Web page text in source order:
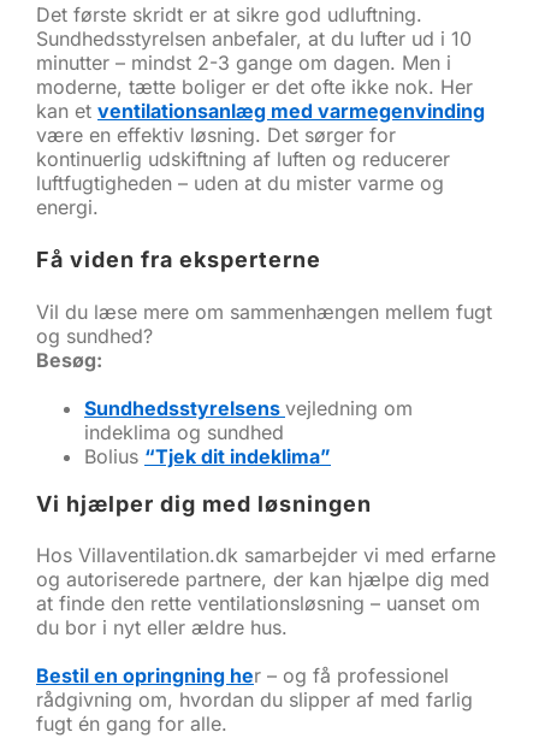
Det første skridt er at sikre god udluftning.
Sundhedsstyrelsen anbefaler, at du lufter ud i 10
minutter – mindst 2-3 gange om dagen. Men i
moderne, tætte boliger er det ofte ikke nok. Her
kan et ventilationsanlæg med varmegenvinding
være en effektiv løsning. Det sørger for
kontinuerlig udskiftning af luften og reducerer
luftfugtigheden – uden at du mister varme og
energi.
Få viden fra eksperterne
Vil du læse mere om sammenhængen mellem fugt
og sundhed?
Besøg:
Sundhedsstyrelsens vejledning om
indeklima og sundhed
Bolius “Tjek dit indeklima”
Vi hjælper dig med løsningen
Hos Villaventilation.dk samarbejder vi med erfarne
og autoriserede partnere, der kan hjælpe dig med
at finde den rette ventilationsløsning – uanset om
du bor i nyt eller ældre hus.
Bestil en opringning her – og få professionel
rådgivning om, hvordan du slipper af med farlig
fugt én gang for alle.